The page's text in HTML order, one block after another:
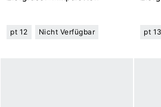
pt 12 Nicht Verfügbar pt 13